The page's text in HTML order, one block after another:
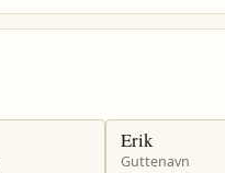
Erik
Guttenavn